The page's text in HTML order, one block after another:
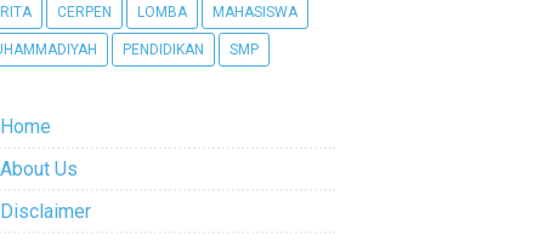
CERPEN LOMBA MAHASISWA
PENDIDIKAN SMP
Home
About Us
Disclaimer